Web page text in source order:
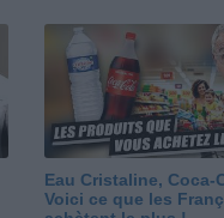
Eau Cristaline, Coca-
Voici ce que les